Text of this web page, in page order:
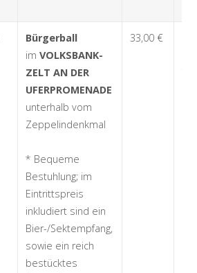
Bürgerball
imVOLKSBANK-
ZELT AN DER
UFERPROMENADE
unterhalb vom
Zeppelindenkmal
* Bequeme
Bestuhlung; im
Eintrittspreis
inkludiert sind ein
Bier-/Sektempfang,
sowie ein reich
bestücktes
33,00 €